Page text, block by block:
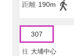
距離 190m
307
往 大埔中心